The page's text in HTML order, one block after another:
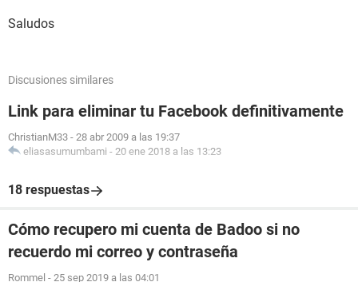
Saludos
Discusiones similares
Link para eliminar tu Facebook definitivamente
ChristianM33 - 28 abr 2009 a las 19:37
eliasasumumbami - 20 ene 2018 a las 13:23
18 respuestas
Cómo recupero mi cuenta de Badoo si no
recuerdo mi correo y contraseña
Rommel - 25 sep 2019 a las 04:01